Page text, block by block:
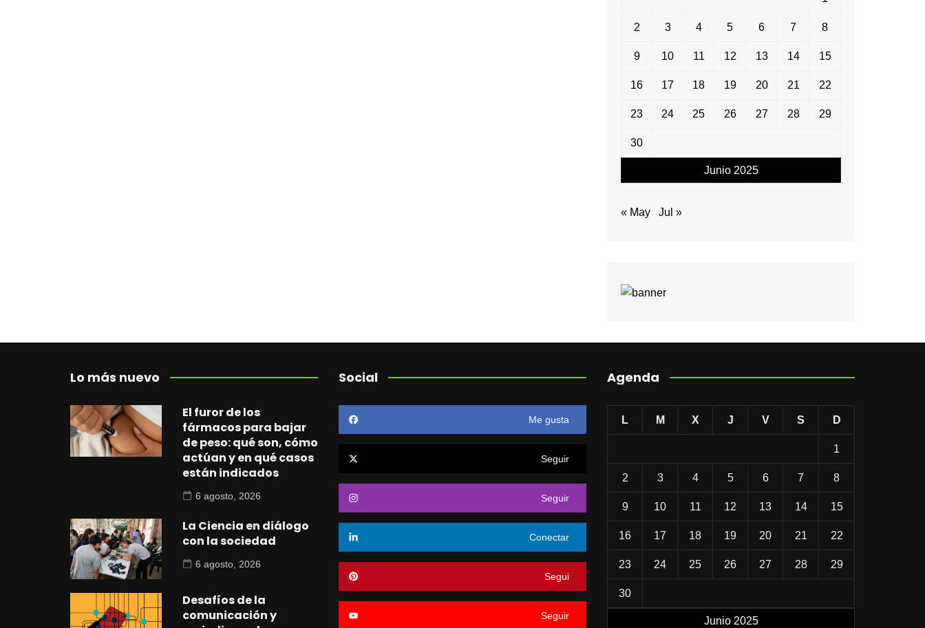
Junio 2025
2 3 4 5 6 7 8
9 10 11 12 13 14 15
16 17 18 19 20 21 22
23 24 25 26 27 28 29
30
« May Jul »
Lo más nuevo
El furor de los
fármacos para bajar
de peso: qué son, cómo
actúan y en qué casos
están indicados
6 agosto, 2026
La Ciencia en diálogo
con la sociedad
6 agosto, 2026
Desafíos de la
comunicación y
Social
Me gusta
Seguir
Seguir
Conectar
Segui
Seguir
Agenda
Junio 2025
L M X J V S D
1
2 3 4 5 6 7 8
9 10 11 12 13 14 15
16 17 18 19 20 21 22
23 24 25 26 27 28 29
30